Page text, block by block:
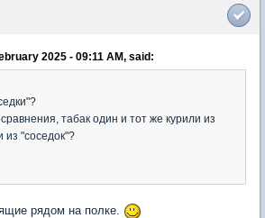
2025 - 09:11 AM, said:
табак один и тот же курили из
из "соседок"?
рядом на полке.